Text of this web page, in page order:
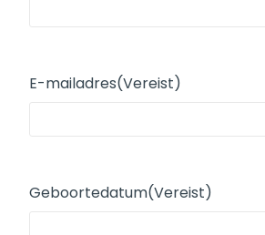
E-mailadres(Vereist)
Geboortedatum(Vereist)